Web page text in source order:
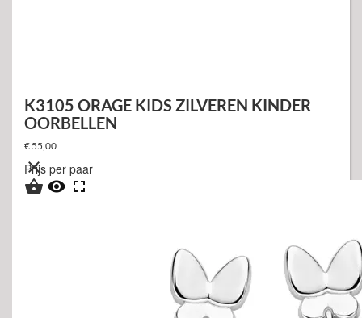
K3105 ORAGE KIDS ZILVEREN KINDER
OORBELLEN
€ 55,00
Prijs per paar
  
